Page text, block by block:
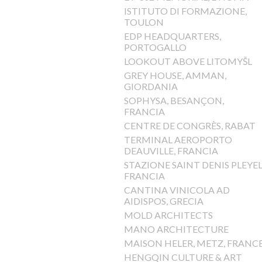
ISTITUTO DI FORMAZIONE,
TOULON
EDP HEADQUARTERS,
PORTOGALLO
LOOKOUT ABOVE LITOMYŠL
GREY HOUSE, AMMAN,
GIORDANIA
SOPHYSA, BESANÇON,
FRANCIA
CENTRE DE CONGRÈS, RABAT
TERMINAL AEROPORTO
DEAUVILLE, FRANCIA
STAZIONE SAINT DENIS
FRANCIA
CANTINA VINICOLA AD
AIDISPOS, GRECIA
MOLD ARCHITECTS
MANO ARCHITECTURE
MAISON HELER, METZ,
HENGQIN CULTURE & ART